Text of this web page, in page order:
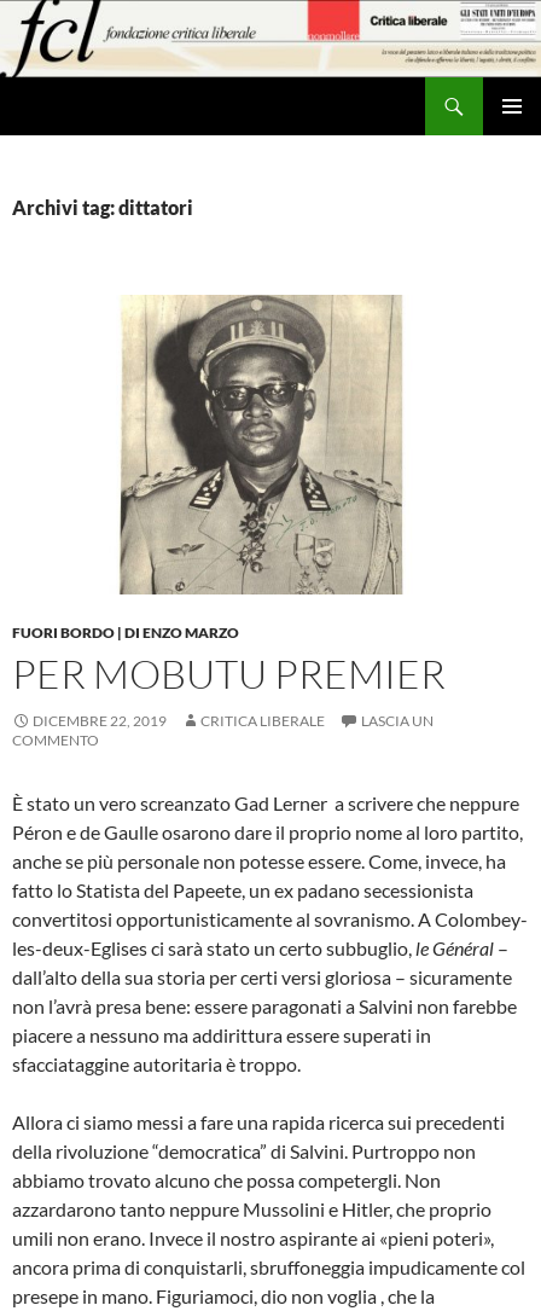
contenuto
Archivi tag: dittatori
FUORI BORDO | DI ENZO MARZO
PER MOBUTU PREMIER
DICEMBRE 22, 2019 CRITICA LIBERALE
LASCIA UN
COMMENTO
È stato un vero screanzato Gad Lerner a scrivere che neppure
Péron e de Gaulle osarono dare il proprio nome al loro partito,
anche se più personale non potesse essere. Come, invece, ha
fatto lo Statista del Papeete, un ex padano secessionista
convertitosi opportunisticamente al sovranismo. A Colombey-
les-deux-Eglises ci sarà stato un certo subbuglio, le Général –
dall’alto della sua storia per certi versi gloriosa – sicuramente
non l’avrà presa bene: essere paragonati a Salvini non farebbe
piacere a nessuno ma addirittura essere superati in
sfacciataggine autoritaria è troppo.
Allora ci siamo messi a fare una rapida ricerca sui precedenti
della rivoluzione “democratica” di Salvini. Purtroppo non
abbiamo trovato alcuno che possa competergli. Non
azzardarono tanto neppure Mussolini e Hitler, che proprio
umili non erano. Invece il nostro aspirante ai «pieni poteri»,
ancora prima di conquistarli, sbruffoneggia impudicamente col
presepe in mano. Figuriamoci, dio non voglia , che la